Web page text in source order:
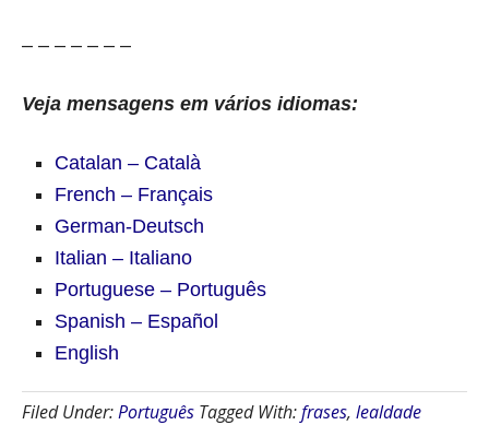
– – – – – – –
Veja mensagens em vários idiomas:
Catalan – Català
French – Français
German-Deutsch
Italian – Italiano
Portuguese – Português
Spanish – Español
English
Filed Under:Português Tagged With:frases, lealdade